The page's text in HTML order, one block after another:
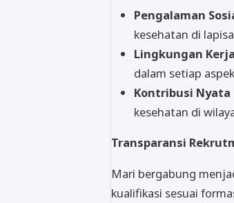
Pengalaman
kesehatan di
Lingkungan
dalam setiap
Kontribusi Nyata
kesehatan di
Transparansi
Mari bergabung
kualifikasi sesuai